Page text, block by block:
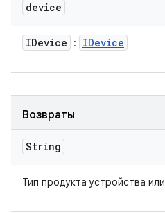
device
IDevice : IDevice
Возвраты
String
Тип продукта устройства или